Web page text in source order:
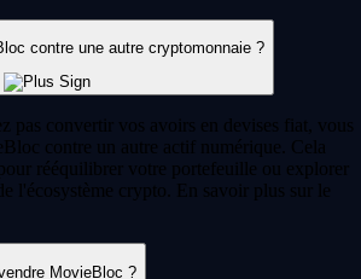
contre une autre cryptomonnaie ?
pas convertir vos avoirs en devises fiat, vous
contre un autre actif numérique. Cela
rééquilibrer votre portefeuille ou explorer
l'écosystème crypto. En savoir plus sur le
MovieBloc ?